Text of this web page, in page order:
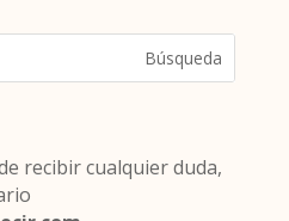
recibir cualquier duda,